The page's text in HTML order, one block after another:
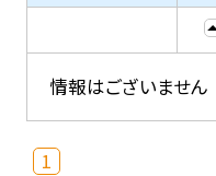
情報はございません
1